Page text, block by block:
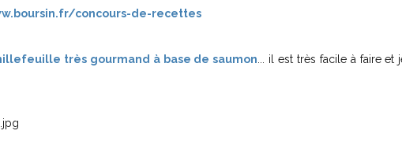
concours-de-recettes
très gourmand à base de saumon ... il est très facile à faire et